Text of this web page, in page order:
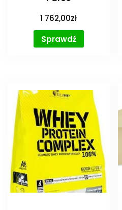
1 762,00zł
Sprawdź